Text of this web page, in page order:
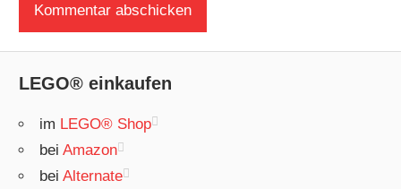
LEGO® einkaufen
im LEGO® Shop
beiAmazon
beiAlternate